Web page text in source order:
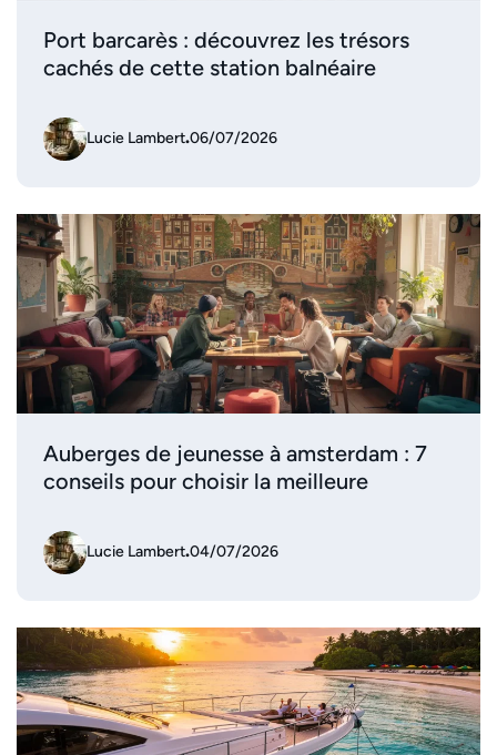
Port barcarès : découvrez les trésors
cachés de cette station balnéaire
Lucie Lambert.06/07/2026
Auberges de jeunesse à amsterdam : 7
conseils pour choisir la meilleure
Lucie Lambert.04/07/2026